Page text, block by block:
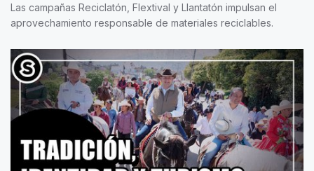
Las campañas Reciclatón, Flextival y Llantatón impulsan el
aprovechamiento responsable de materiales reciclables.